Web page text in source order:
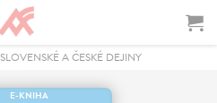
SLOVENSKÉ A ČESKÉ DEJINY
E-KNIHA